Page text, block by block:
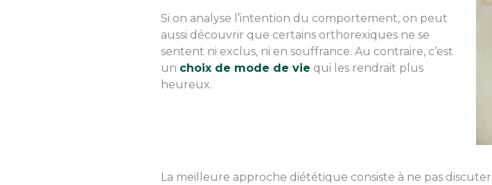
Si on analyse l’intention du comportement, on peut
aussi découvrir que certains orthorexiques ne se
sentent ni exclus, ni en souffrance. Au contraire, c’est
un choix de mode de vie qui les rendrait plus
heureux.
La meilleure approche diététique consiste à ne pas